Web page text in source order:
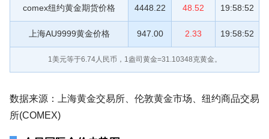
comex纽约黄金期货价格 4448.22 48.52 19:58:52
上海AU9999黄金价格 947.00 2.33 19:58:52
1美元等于6.74人民币，1盎司黄金=31.10348克黄金。
数据来源：上海黄金交易所、伦敦黄金市场、纽约商品交易
所(COMEX)